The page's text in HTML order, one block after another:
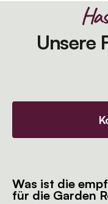
Unsere
Was ist die
für die Garden